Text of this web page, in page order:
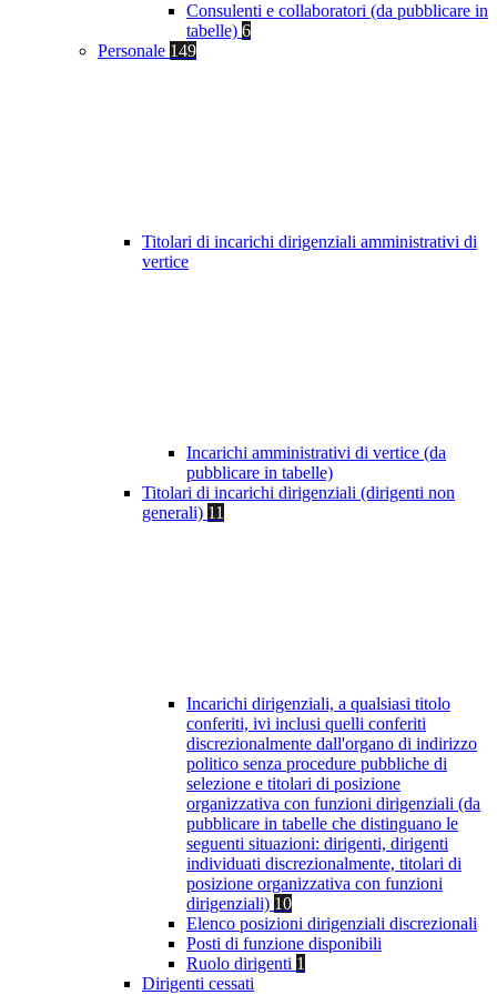
Consulenti e collaboratori (da pubblicare in
tabelle) 6
Personale 149
Titolari di incarichi dirigenziali amministrativi di
vertice
Incarichi amministrativi di vertice (da
pubblicare in tabelle)
Titolari di incarichi dirigenziali (dirigenti non
generali) 11
Incarichi dirigenziali, a qualsiasi titolo
conferiti, ivi inclusi quelli conferiti
discrezionalmente dall'organo di indirizzo
politico senza procedure pubbliche di
selezione e titolari di posizione
organizzativa con funzioni dirigenziali (da
pubblicare in tabelle che distinguano le
seguenti situazioni: dirigenti, dirigenti
individuati discrezionalmente, titolari di
posizione organizzativa con funzioni
dirigenziali) 10
Elenco posizioni dirigenziali discrezionali
Posti di funzione disponibili
Ruolo dirigenti 1
Dirigenti cessati